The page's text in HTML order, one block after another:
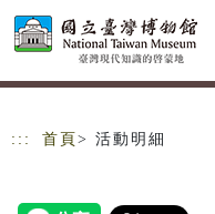
跳到主要內容
網站導覽
::: 首頁 > 活動明細